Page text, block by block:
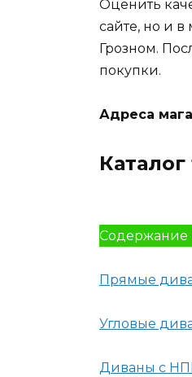
Оценить
сайте, но и
Грозном.
покупки.
Адреса
Каталог
Содержание
Прямые
Угловые
Диваны с